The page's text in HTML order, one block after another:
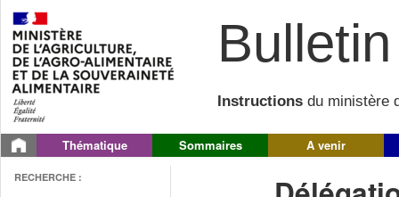
Instructions du ministère
Thématique Sommaires A venir
RECHERCHE :